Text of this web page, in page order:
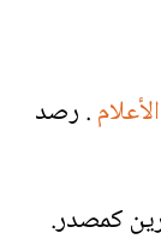
. رصد
كمصدر.